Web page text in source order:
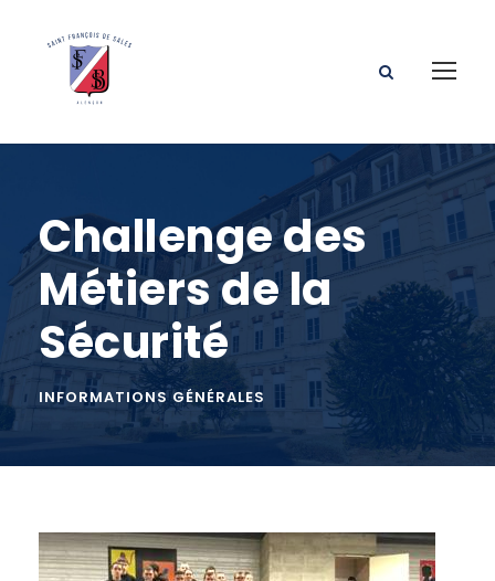
Challenge des
Métiers de la
Sécurité
INFORMATIONS GÉNÉRALES